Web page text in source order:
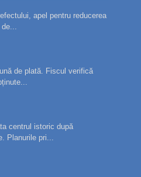
apel pentru reducerea
de...
de plată. Fiscul verifică
centrul istoric după
Planurile pri...